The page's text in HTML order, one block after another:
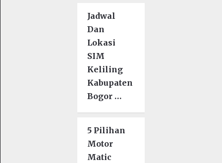
Jadwal
Dan
Lokasi
SIM
Keliling
Kabupaten
Bogor …
5 Pilihan
Motor
Matic